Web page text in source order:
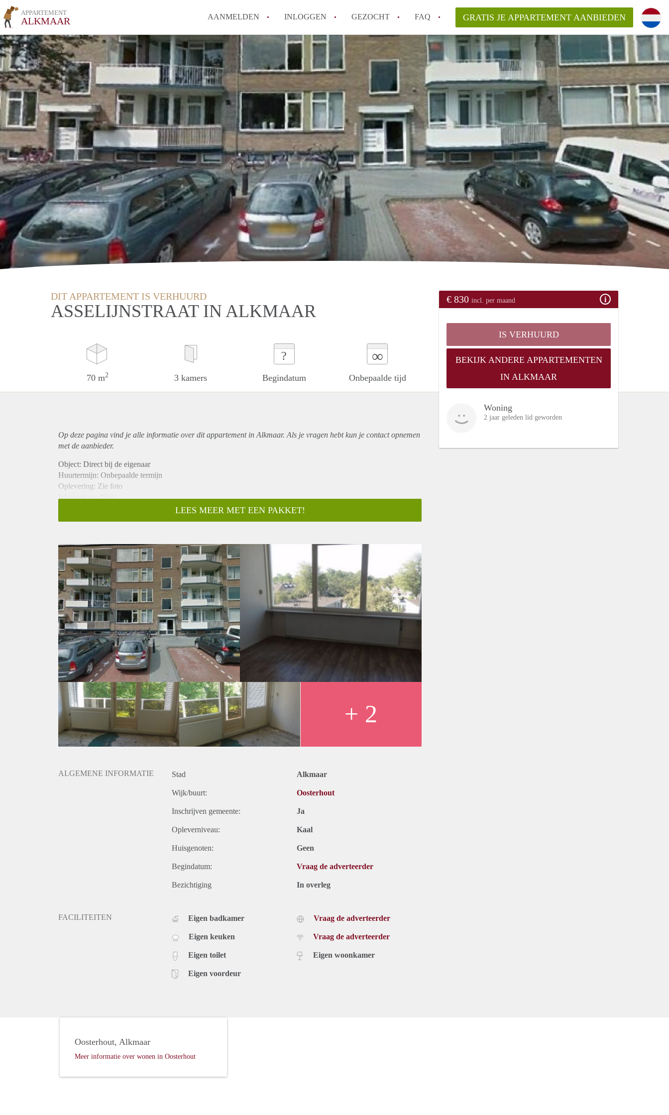
APPARTEMENT
ALKMAAR AANMELDEN INLOGGEN GEZOCHT FAQ
Tips: om in Alkmaar een appartement te vinden!
How to translate AppartementAlkmaar!
Wat is AppartementAlkmaar?
Wat is de privacyverklaring van AppartementAlkmaar?
Berekent AppartementAlkmaar
makelaarsvergoeding/bemiddelingsvergoeding?
Alle veelgestelde vragen
GRATIS JE APPARTEMENT AANBIEDEN
DIT APPARTEMENT IS VERHUURD
ASSELIJNSTRAAT IN ALKMAAR
70 m2 3 kamers
?
Begindatum
∞
Onbepaalde tijd
€ 830 incl. per maand
IS VERHUURD
BEKIJK ANDERE APPARTEMENTEN
IN ALKMAAR
Woning
2 jaar geleden lid geworden
Op deze pagina vind je alle informatie over ditappartementin Alkmaar. Als je vragen hebt kun je contact opnemen
met de aanbieder.
Object: Direct bij de eigenaar
Huurtermijn: Onbepaalde termijn
Oplevering: Zie foto
Inkomen eis: Nee
Borg: 1 Maand
Huisdieren toegestaan: Afhankelijk van de Eigenaar
Huurtoeslag grens: Ja
Geschikt voor studenten: Afhankelijk van de Eigenaar
LEES MEER MET EEN PAKKET!
+ 2
ALGEMENE INFORMATIE Stad Alkmaar
Wijk/buurt: Oosterhout
Inschrijven gemeente: Ja
Opleverniveau: Kaal
Huisgenoten: Geen
Begindatum: Vraag de adverteerder
Bezichtiging In overleg
FACILITEITEN Eigen badkamer
Eigen keuken
Eigen toilet
Eigen voordeur
Vraag de adverteerder
Vraag de adverteerder
Eigen woonkamer
Oosterhout, Alkmaar
Meer informatie over wonen in Oosterhout